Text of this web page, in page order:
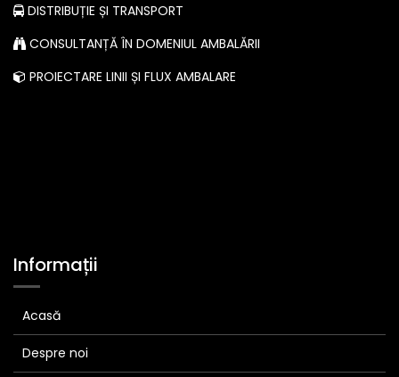
DISTRIBUȚIE ȘI TRANSPORT
CONSULTANȚĂ ÎN DOMENIUL AMBALĂRII
PROIECTARE LINII ȘI FLUX AMBALARE
Informații
Acasă
Despre noi